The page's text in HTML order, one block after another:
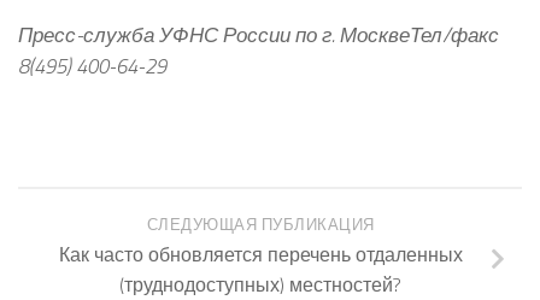
Пресс-служба УФНС России по г. МосквеТел/факс
8(495) 400-64-29
СЛЕДУЮЩАЯ ПУБЛИКАЦИЯ
Как часто обновляется перечень отдаленных
(труднодоступных) местностей?